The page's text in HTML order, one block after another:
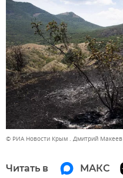
© РИА Новости Крым . Дмитрий Макеев
Читать в МАКС